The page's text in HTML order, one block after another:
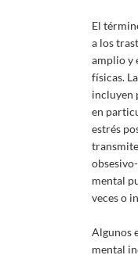
El
a los
amplio y
físicas.
incluyen
en
estrés
mental
veces o
Algunos
mental